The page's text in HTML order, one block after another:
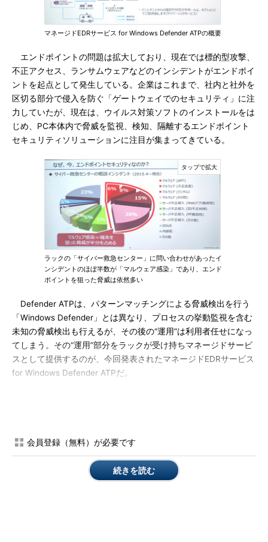
マネージドEDRサービス for Windows Defender ATPの概要
エンドポイントの問題は拡大しており、現在では標的型攻撃、
不正アクセス、ランサムウェアなどのインシデントがエンドポイ
ントを起点として発生している。企業はこれまで、社内と社外を
区切る部分で侵入を防ぐ「ゲートウェイでのセキュリティ」に注
力していたが、現在は、ウイルス対策ソフトのインストールをは
じめ、PC本体内で脅威を監視、検知、隔離するエンドポイント
セキュリティソリューションに注目が集まってきている。
ラックの「サイバー救急センター」に問い合わせがあったイ
ンシデントのほぼ半数が「マルウェア感染」であり、エンド
ポイントを狙った脅威は依然多い
Defender ATPは、パターンマッチングによる脅威検出を行う
「Windows Defender」とは異なり、プロセスの挙動監視を含む
未知の脅威検出も行えるが、その後の“運用”は利用者任せになっ
てしまう。その“運用”部分をラックが受け持ちマネージドサービ
スとして提供するのが、今回発表されたマネージドEDRサービス
for Windows Defender ATPだ。
させることができる。
会員登録（無料）が必要です
続きを読む